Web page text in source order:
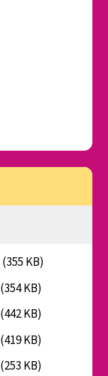
(355 KB)
(354 KB)
(442 KB)
(419 KB)
(253 KB)